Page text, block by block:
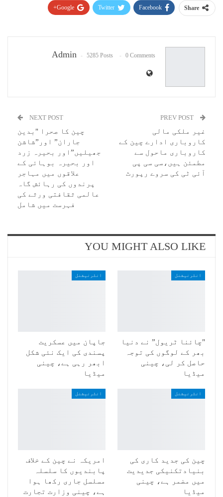
Share
Facebook
Twitter
Google+
Admin 5285 Posts 0 Comments
غیر ملکی مالی
کاروباری ادارے چین کے
کاروباری ماحول سے
مطمئن ہیں،سی سی پی
آئی ٹی کی سروے رپورٹ
NEXT POST
چین کا صحرا "بدین
جاران” اور”شاشن
جھیلیں”اور بحیرہ زرد
اور بحیرہ بوہائی کے
علاقوں میں مہاجر
پرندوں کی رہائش گاہ
عالمی ثقافتی ورثے کی
فہرست میں شامل
YOU MIGHT ALSO LIKE
انٹرنیشنل
"چائنا ٹریول” نے دنیا
بھر کے لوگوں کی توجہ
حاصل کر لی، چینی
میڈیا
انٹرنیشنل
جاپان میں عسکریت
پسندی کی ایک نئی شکل
ابھر رہی ہے، چینی
میڈیا
انٹرنیشنل
چین کی جدید کاری کی
بنیادتکنیکی جدیدیت
میں مضمر ہے، چینی
میڈیا
انٹرنیشنل
امریکہ نے چین کے خلاف
پابندیوں کا سلسلہ
مسلسل جاری رکھا ہوا
ہے، چینی وزارت تجارت